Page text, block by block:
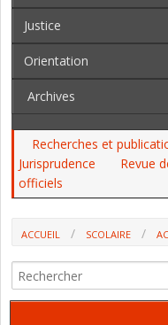
Justice
Orientation
Archives
Recherches et
Jurisprudence
Revue
officiels
ACCUEIL SCOLAIRE
L’ACCOMPAGNEMENT À
L’INTERNATIONAL